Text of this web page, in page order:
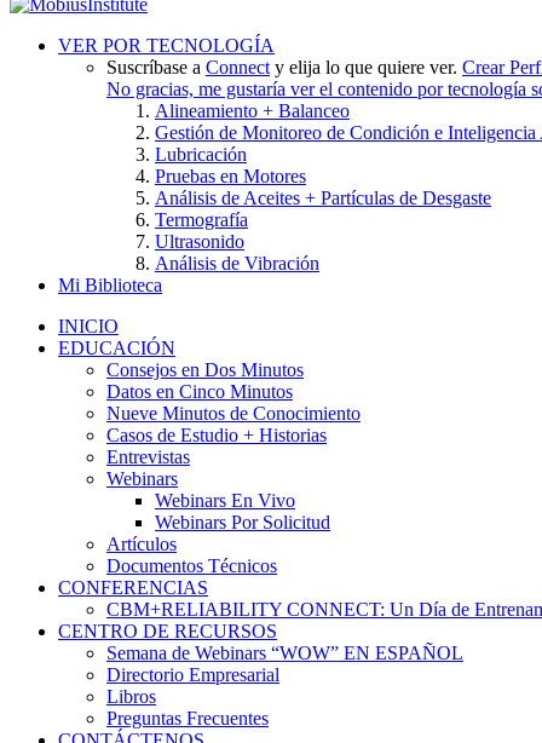
VER POR TECNOLOGÍA
Suscríbase a Connect y elija lo que quiere ver. Crear
No gracias, me gustaría ver el contenido por tecnología
Alineamiento + Balanceo
Gestión de Monitoreo de Condición e
Lubricación
Pruebas en Motores
Análisis de Aceites + Partículas de Desgaste
Termografía
Ultrasonido
Análisis de Vibración
Mi Biblioteca
INICIO
EDUCACIÓN
Consejos en Dos Minutos
Datos en Cinco Minutos
Nueve Minutos de Conocimiento
Casos de Estudio + Historias
Entrevistas
Webinars
Webinars En Vivo
Webinars Por Solicitud
Artículos
Documentos Técnicos
CONFERENCIAS
CBM+RELIABILITY CONNECT: Un Día de
CENTRO DE RECURSOS
Semana de Webinars “WOW” EN ESPAÑOL
Directorio Empresarial
Libros
Preguntas Frecuentes